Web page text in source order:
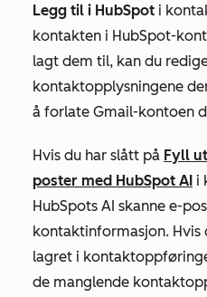
Legg til i HubSpot i
kontakten i HubSpot-
lagt dem til, kan du
kontaktopplysningene
å forlate Gmail-kontoen
Hvis du har slått på Fyll
poster med HubSpot AI i
HubSpots AI skanne e-
kontaktinformasjon. Hvis
lagret i
de manglende